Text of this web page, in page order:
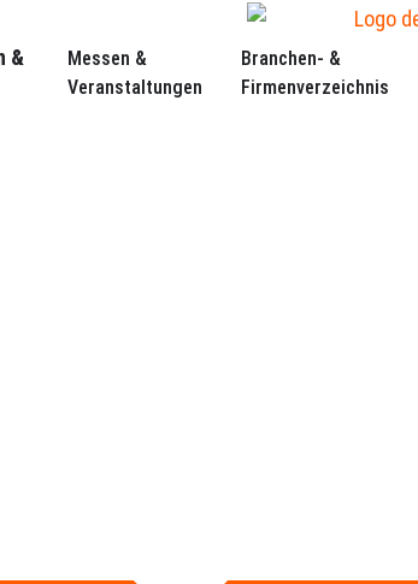
&
Messen &
Veranstaltungen
Branchen- &
Firmenverzeichnis